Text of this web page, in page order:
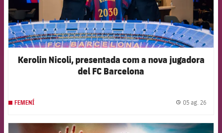
Kerolin Nicoli, presentada com a nova jugadora
del FC Barcelona
FEMENÍ 05 ag. 26
FCB Barcelona badge